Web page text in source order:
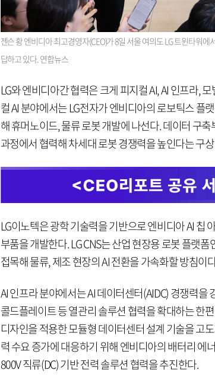
젠슨 황 엔비디아 최고경영자(CEO)가 8일 서울 여의도 LG 트윈타워
답하고 있다. 연합뉴스
LG와 엔비디아간 협력은 크게 피지컬 AI, AI 인프라,
컬 AI 분야에서는 LG전자가 엔비디아의 로보틱스
해 휴머노이드, 물류 로봇 개발에 나선다. 데이터 구
과정에서 협력해 차세대 로봇 경쟁력을 높인다는 구
LG이노텍은 광학 기술력을 기반으로 엔비디아 AI 칩
부품을 개발한다. LG CNS는 산업 현장용 로봇 플랫
접목해 물류, 제조 현장의 AI 전환을 가속화할 방침이
AI 인프라 분야에서는 AI 데이터센터(AIDC) 경쟁력
콜드플레이트 등 열관리 솔루션 협력을 확대하는 한
디자인을 적용한 모듈형 데이터센터 설계 기술을 고
력 수요 증가에 대응하기 위해 엔비디아의 배터리 에
800V 직류(DC) 기반 전력 솔루션 협력을 추진한다.